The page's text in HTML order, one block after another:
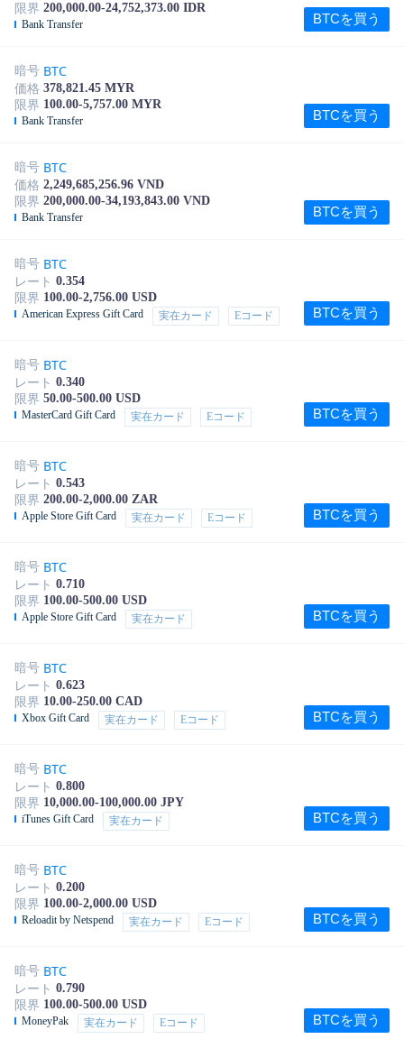
限界 200,000.00-24,752,373.00 IDR
Bank Transfer BTCを買う
暗号 BTC
価格 378,821.45 MYR
限界 100.00-5,757.00 MYR
Bank Transfer BTCを買う
暗号 BTC
価格 2,249,685,256.96 VND
限界 200,000.00-34,193,843.00 VND
Bank Transfer BTCを買う
暗号 BTC
レート 0.354
限界 100.00-2,756.00 USD
American Express Gift Card 実在カード Eコード BTCを買う
暗号 BTC
レート 0.340
限界 50.00-500.00 USD
MasterCard Gift Card 実在カード Eコード BTCを買う
暗号 BTC
レート 0.543
限界 200.00-2,000.00 ZAR
Apple Store Gift Card 実在カード Eコード BTCを買う
暗号 BTC
レート 0.710
限界 100.00-500.00 USD
Apple Store Gift Card 実在カード BTCを買う
暗号 BTC
レート 0.623
限界 10.00-250.00 CAD
Xbox Gift Card 実在カード Eコード BTCを買う
暗号 BTC
レート 0.800
限界 10,000.00-100,000.00 JPY
iTunes Gift Card 実在カード BTCを買う
暗号 BTC
レート 0.200
限界 100.00-2,000.00 USD
Reloadit by Netspend 実在カード Eコード BTCを買う
暗号 BTC
レート 0.790
限界 100.00-500.00 USD
MoneyPak 実在カード Eコード BTCを買う